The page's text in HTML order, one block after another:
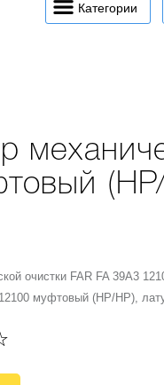
очистки FAR FA 39A3
12100 муфтовый (НР/НР),
Категории